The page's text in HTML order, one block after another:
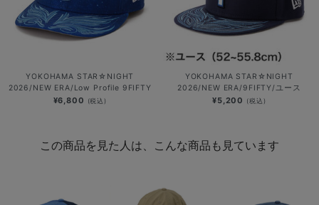
YOKOHAMA STAR☆NIGHT
2026/NEW ERA/Low Profile 9FIFTY
¥6,800 (税込)
YOKOHAMA STAR☆NIGHT
2026/NEW ERA/9FIFTY/ユース
¥5,200 (税込)
この商品を見た人は、こんな商品も見ています